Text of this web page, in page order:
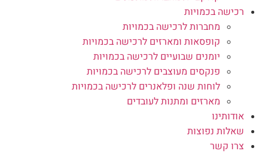
רכישה בכמויות
מחברות לרכישה בכמויות
קופסאות ומארזים לרכישה בכמויות
יומנים שבועיים לרכישה בכמויות
פנקסים מעוצבים לרכישה בכמויות
לוחות שנה ופלאנרים לרכישה בכמויות
מארזים ומתנות לעובדים
אודותינו
שאלות נפוצות
צרו קשר